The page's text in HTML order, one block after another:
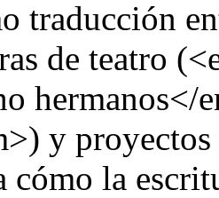
traducción
de teatro
hermanos</
y
cómo la